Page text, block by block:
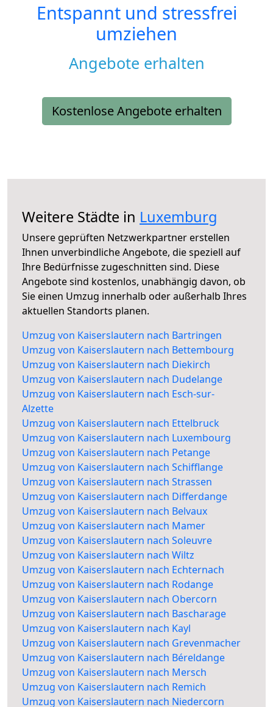
Entspannt und stressfrei
umziehen
Angebote erhalten
Kostenlose Angebote erhalten
Weitere Städte in Luxemburg
Unsere geprüften Netzwerkpartner erstellen
Ihnen unverbindliche Angebote, die speziell auf
Ihre Bedürfnisse zugeschnitten sind. Diese
Angebote sind kostenlos, unabhängig davon, ob
Sie einen Umzug innerhalb oder außerhalb Ihres
aktuellen Standorts planen.
Umzug von Kaiserslautern nach Bartringen
Umzug von Kaiserslautern nach Bettembourg
Umzug von Kaiserslautern nach Diekirch
Umzug von Kaiserslautern nach Dudelange
Umzug von Kaiserslautern nach Esch-sur-
Alzette
Umzug von Kaiserslautern nach Ettelbruck
Umzug von Kaiserslautern nach Luxembourg
Umzug von Kaiserslautern nach Petange
Umzug von Kaiserslautern nach Schifflange
Umzug von Kaiserslautern nach Strassen
Umzug von Kaiserslautern nach Differdange
Umzug von Kaiserslautern nach Belvaux
Umzug von Kaiserslautern nach Mamer
Umzug von Kaiserslautern nach Soleuvre
Umzug von Kaiserslautern nach Wiltz
Umzug von Kaiserslautern nach Echternach
Umzug von Kaiserslautern nach Rodange
Umzug von Kaiserslautern nach Obercorn
Umzug von Kaiserslautern nach Bascharage
Umzug von Kaiserslautern nach Kayl
Umzug von Kaiserslautern nach Grevenmacher
Umzug von Kaiserslautern nach Béreldange
Umzug von Kaiserslautern nach Mersch
Umzug von Kaiserslautern nach Remich
Umzug von Kaiserslautern nach Niedercorn